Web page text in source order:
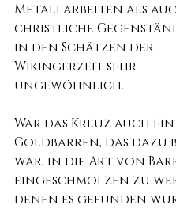
Metallarbeiten als
christliche
in den Schätzen der
Wikingerzeit sehr
ungewöhnlich.
War das Kreuz auch ein
Goldbarren, das dazu
war, in die Art von
eingeschmolzen zu
denen es gefunden